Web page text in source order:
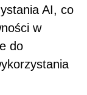
AI, co
w
do